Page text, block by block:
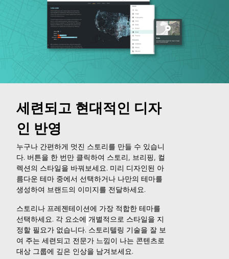
세련되고 현대적인 디자
인 반영
누구나 간편하게 멋진 스토리를 만들 수 있습니
다. 버튼을 한 번만 클릭하여 스토리, 브리핑, 컬
렉션의 스타일을 바꿔보세요. 미리 디자인된 아
름다운 테마 중에서 선택하거나 나만의 테마를
생성하여 브랜드의 이미지를 전달하세요.
스토리나 프레젠테이션에 가장 적합한 테마를
선택하세요. 각 요소에 개별적으로 스타일을 지
정할 필요가 없습니다. 스토리텔링 기술을 잘 보
여 주는 세련되고 전문가 느낌이 나는 콘텐츠로
대상 그룹에 깊은 인상을 남겨보세요.